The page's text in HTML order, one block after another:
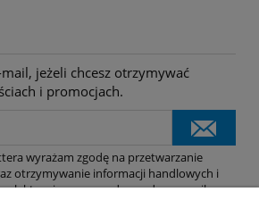
jeżeli chcesz otrzymywać
i promocjach.
wyrażam zgodę na przetwarzanie
otrzymywanie informacji handlowych i
elektroniczną na podany adres e-mail.